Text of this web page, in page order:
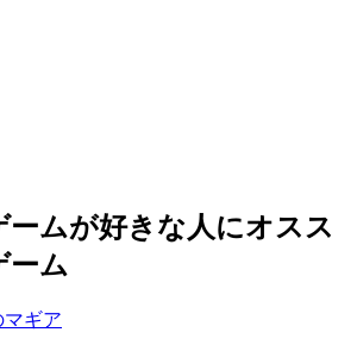
ームが好きな人にオスス
ーム